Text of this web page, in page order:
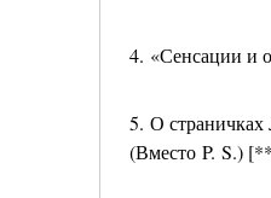
4. «Сенсации и
5. О
(Вместо P. S.)